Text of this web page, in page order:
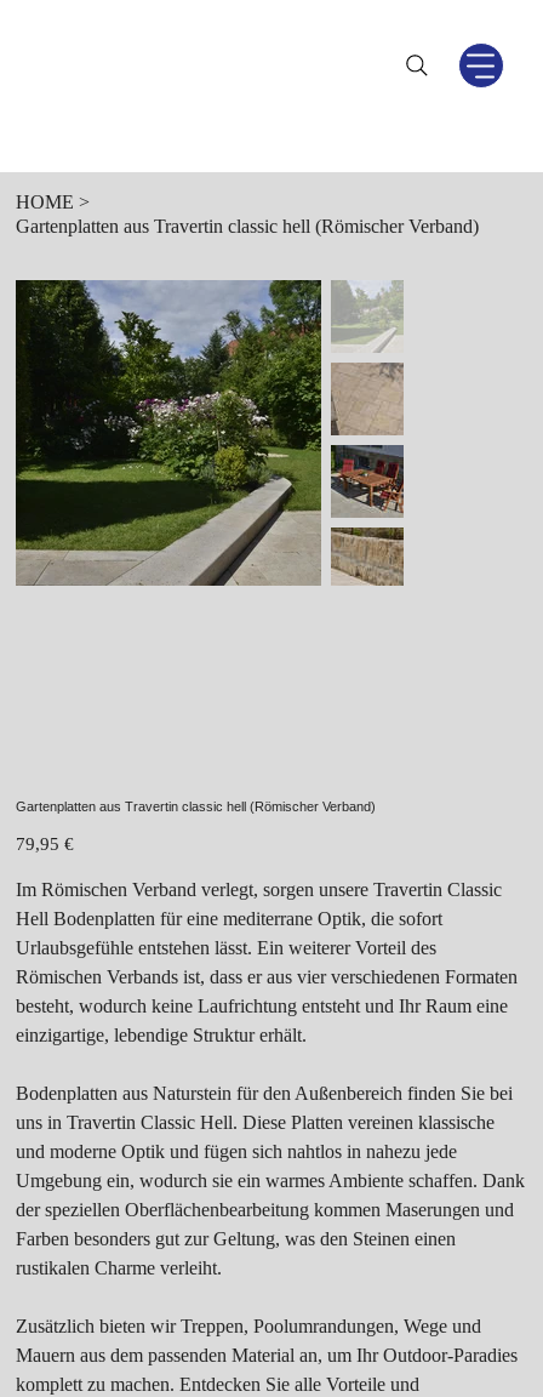
HOME >
Gartenplatten aus Travertin classic hell (Römischer Verband)
Gartenplatten aus Travertin classic hell (Römischer Verband)
79,95 €
Im Römischen Verband verlegt, sorgen unsere Travertin Classic
Hell Bodenplatten für eine mediterrane Optik, die sofort
Urlaubsgefühle entstehen lässt. Ein weiterer Vorteil des
Römischen Verbands ist, dass er aus vier verschiedenen Formaten
besteht, wodurch keine Laufrichtung entsteht und Ihr Raum eine
einzigartige, lebendige Struktur erhält.
Bodenplatten aus Naturstein für den Außenbereich finden Sie bei
uns in Travertin Classic Hell. Diese Platten vereinen klassische
und moderne Optik und fügen sich nahtlos in nahezu jede
Umgebung ein, wodurch sie ein warmes Ambiente schaffen. Dank
der speziellen Oberflächenbearbeitung kommen Maserungen und
Farben besonders gut zur Geltung, was den Steinen einen
rustikalen Charme verleiht.
Zusätzlich bieten wir Treppen, Poolumrandungen, Wege und
Mauern aus dem passenden Material an, um Ihr Outdoor-Paradies
komplett zu machen. Entdecken Sie alle Vorteile und